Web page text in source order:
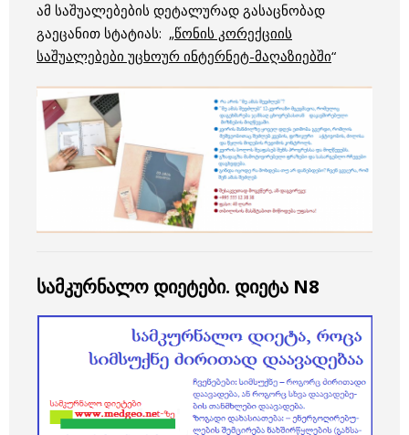
ამ საშუალებების დეტალურად გასაცნობად
გაეცანით სტატიას: „წონის კორექციის
საშუალებები უცხოურ ინტერნეტ-მაღაზიებში“
სამკურნალო დიეტები. დიეტა N8